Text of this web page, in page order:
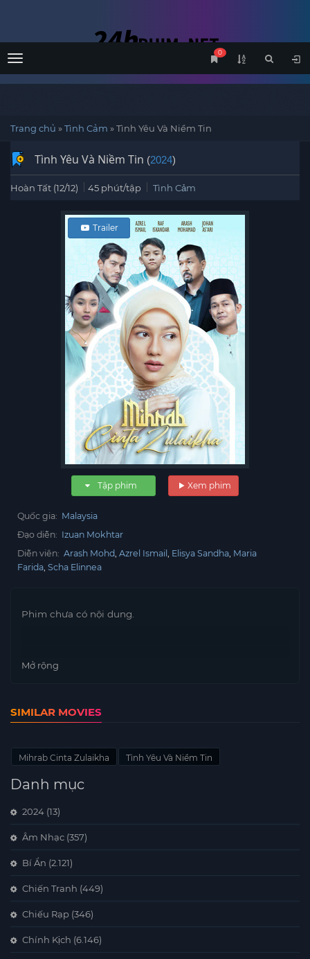
Menu
0
Trang chủ »Tình Cảm »Tình Yêu Và Niềm Tin
Tình Yêu Và Niềm Tin (2024)
Hoàn Tất (12/12) 45 phút/tập Tình Cảm
Xem phim
Trailer
Tập phim
Quốc gia: Malaysia
Đạo diễn: Izuan Mokhtar
Diễn viên: Arash Mohd Azrel Ismail Elisya Sandha Maria
Farida Scha Elinnea
Phim chưa có nội dung.
Mở rộng
SIMILAR MOVIES
Mihrab Cinta Zulaikha Tình Yêu Và Niềm Tin
Danh mục
2024 (13)
Âm Nhạc (357)
Bí Ẩn (2.121)
Chiến Tranh (449)
Chiếu Rạp (346)
Chính Kịch (6.146)